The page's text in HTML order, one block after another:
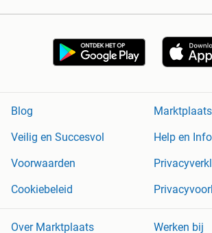
Blog
Veilig en Succesvol
Help en Info
Voorwaarden
Cookiebeleid
Over Marktplaats Werken bij